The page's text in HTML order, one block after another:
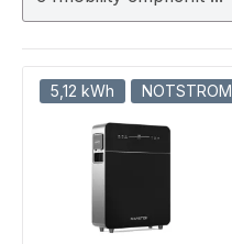
5,12 kWh NOTSTROM